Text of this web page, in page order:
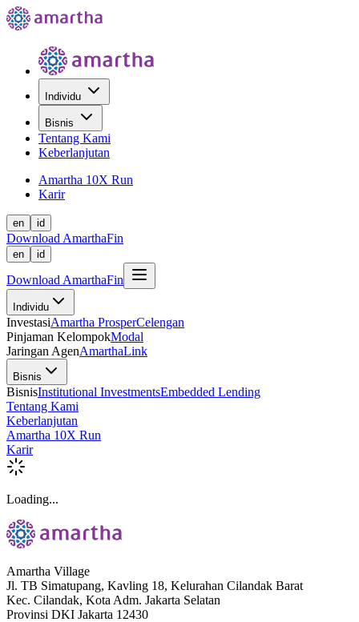
Individu
Bisnis
Tentang Kami
Keberlanjutan
Amartha 10X Run
Karir
en id
Download AmarthaFin
en id
Download AmarthaFin
Individu
InvestasiAmartha ProsperCelengan
Pinjaman KelompokModal
Jaringan AgenAmarthaLink
Bisnis
BisnisInstitutional InvestmentsEmbedded Lending
Tentang Kami
Keberlanjutan
Amartha 10X Run
Karir
Loading...
Amartha Village
Jl. TB Simatupang, Kavling 18, Kelurahan Cilandak Barat
Kec. Cilandak, Kota Adm. Jakarta Selatan
Provinsi DKI Jakarta 12430